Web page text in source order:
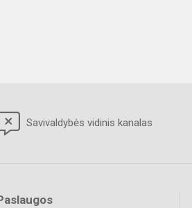
Savivaldybės vidinis kanalas